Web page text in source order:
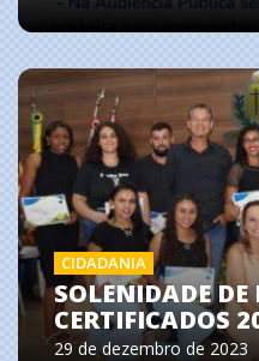
CIDADANIA
SOLENIDADE DE
CERTIFICADOS
29 de dezembro de 2023